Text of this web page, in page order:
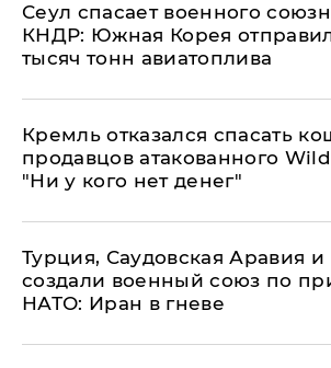
​Сеул спасает военного
КНДР: Южная Корея
тысяч тонн авиатоплива
Кремль отказался спасать
продавцов атакованного
"Ни у кого нет денег"
Турция, Саудовская Аравия и
создали военный союз по
НАТО: Иран в гневе